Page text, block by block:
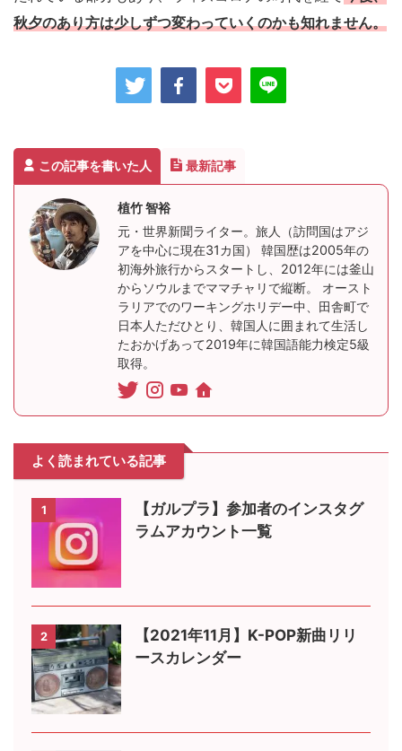
秋夕のあり方は少しずつ変わっていくのかも知れません。
この記事を書いた人 最新記事
植竹 智裕
元・世界新聞ライター。旅人（訪問国はアジ
アを中心に現在31カ国） 韓国歴は2005年の
初海外旅行からスタートし、2012年には釜山
からソウルまでママチャリで縦断。 オースト
ラリアでのワーキングホリデー中、田舎町で
日本人ただひとり、韓国人に囲まれて生活し
たおかげあって2019年に韓国語能力検定5級
取得。
よく読まれている記事
1
【ガルプラ】参加者のインスタグ
ラムアカウント一覧
2
【2021年11月】K-POP新曲リリ
ースカレンダー